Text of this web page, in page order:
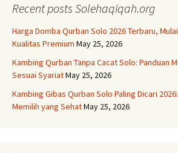
Recent posts Solehaqiqah.org
Harga Domba Qurban Solo 2026 Terbaru,
Kualitas Premium May 25, 2026
Kambing Qurban Tanpa Cacat Solo: Panduan
Sesuai SyariatMay 25, 2026
Kambing Gibas Qurban Solo Paling Dicari
Memilih yang SehatMay 25, 2026